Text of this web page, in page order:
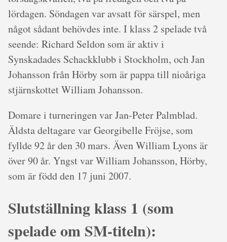
lördagen. Söndagen var avsatt för särspel, men
något sådant behövdes inte. I klass 2 spelade två
seende: Richard Seldon som är aktiv i
Synskadades Schackklubb i Stockholm, och Jan
Johansson från Hörby som är pappa till nioåriga
stjärnskottet William Johansson.
Domare i turneringen var Jan-Peter Palmblad.
Äldsta deltagare var Georgibelle Fröjse, som
fyllde 92 år den 30 mars. Även William Lyons är
över 90 år. Yngst var William Johansson, Hörby,
som är född den 17 juni 2007.
Slutställning klass 1 (som
spelade om SM-titeln):